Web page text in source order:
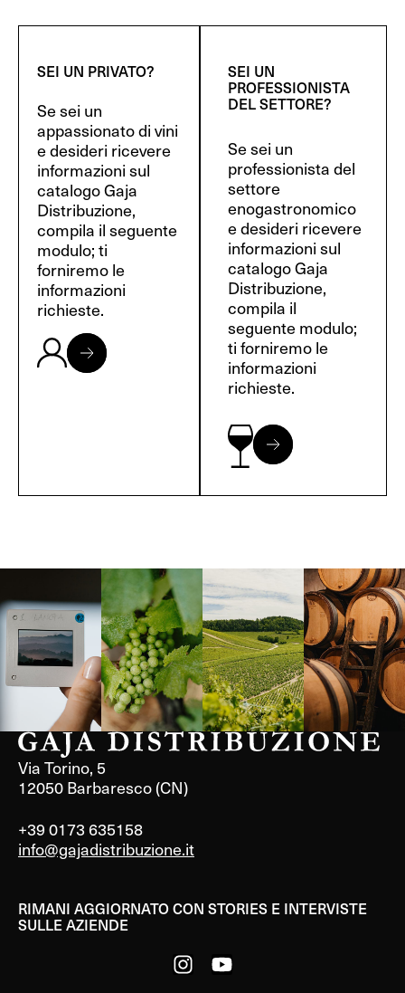
SEI UN PRIVATO?
Se sei un
appassionato di vini
e desideri ricevere
informazioni sul
catalogo Gaja
Distribuzione,
compila il seguente
modulo; ti
forniremo le
informazioni
richieste.
SEI UN
PROFESSIONISTA
DEL SETTORE?
Se sei un
professionista del
settore
enogastronomico
e desideri ricevere
informazioni sul
catalogo Gaja
Distribuzione,
compila il
seguente modulo;
ti forniremo le
informazioni
richieste.
Langa, 1977 Borgogna,
Francia
Borgogna,
Francia
Instagram
Via Torino, 5
12050 Barbaresco (CN)
+39 0173 635158
info@gajadistribuzione.it
RIMANI AGGIORNATO CON STORIES E INTERVISTE
SULLE AZIENDE